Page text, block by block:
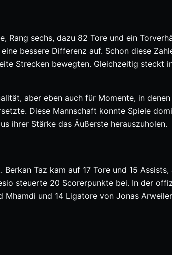
Rang sechs, dazu 82 Tore und ein
bessere Differenz auf. Schon diese
Strecken bewegten. Gleichzeitig steckt
aber eben auch für Momente, in denen
Diese Mannschaft konnte Spiele
ihrer Stärke das Äußerste herauszuholen.
Taz kam auf 17 Tore und 15 Assists,
steuerte 20 Scorerpunkte bei. In der
Mhamdi und 14 Ligatore von Jonas